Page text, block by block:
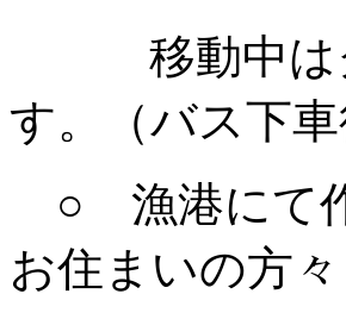
移動中はク
す。（バス下
○ 漁港にて作
お住まいの方